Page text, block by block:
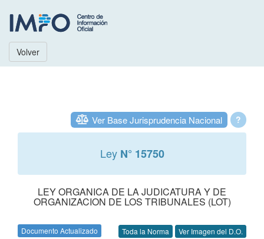
Volver
?
Ver Base Jurisprudencia Nacional
Ley N° 15750
LEY ORGANICA DE LA JUDICATURA Y DE
ORGANIZACION DE LOS TRIBUNALES (LOT)
Documento Actualizado Toda la Norma Ver Imagen del D.O.